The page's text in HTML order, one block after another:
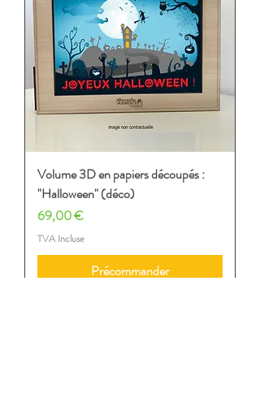
Volume 3D en papiers découpés :
"Halloween" (déco)
Prix
69,00 €
TVA Incluse
Précommander